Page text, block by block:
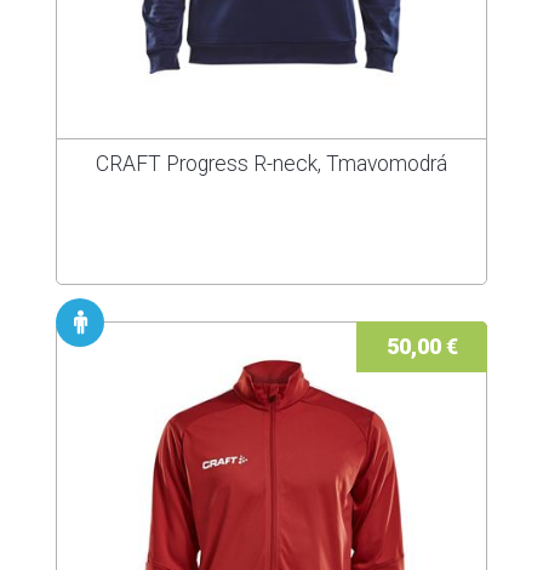
CRAFT Progress R-neck, Tmavomodrá
50,00 €